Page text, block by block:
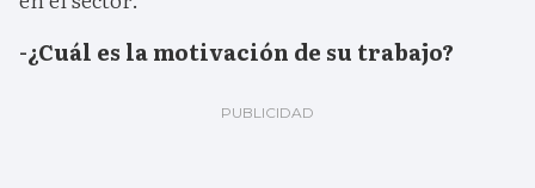
-¿Cuál es la motivación de su trabajo?